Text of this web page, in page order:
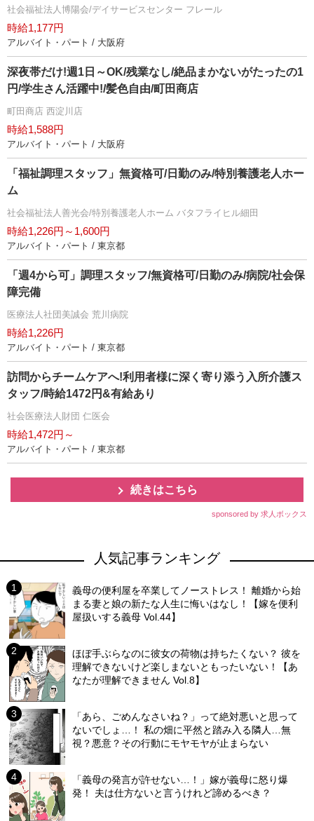
社会福祉法人博陽会/デイサービスセンター フレール
時給1,177円
アルバイト・パート / 大阪府
深夜帯だけ!週1日～OK/残業なし/絶品まかないがたったの1
円/学生さん活躍中!/髪色自由/町田商店
町田商店 西淀川店
時給1,588円
アルバイト・パート / 大阪府
「福祉調理スタッフ」無資格可/日勤のみ/特別養護老人ホー
ム
社会福祉法人善光会/特別養護老人ホーム バタフライヒル細田
時給1,226円～1,600円
アルバイト・パート / 東京都
「週4から可」調理スタッフ/無資格可/日勤のみ/病院/社会保
障完備
医療法人社団美誠会 荒川病院
時給1,226円
アルバイト・パート / 東京都
訪問からチームケアへ!利用者様に深く寄り添う入所介護ス
タッフ/時給1472円&有給あり
社会医療法人財団 仁医会
時給1,472円～
アルバイト・パート / 東京都
続きはこちら
sponsored by 求人ボックス
人気記事ランキング
義母の便利屋を卒業してノーストレス！ 離婚から始
まる妻と娘の新たな人生に悔いはなし！【嫁を便利
屋扱いする義母 Vol.44】
ほぼ手ぶらなのに彼女の荷物は持ちたくない？ 彼を
理解できないけど楽しまないともったいない！【あ
なたが理解できません Vol.8】
「あら、ごめんなさいね？」って絶対悪いと思って
ないでしょ…！ 私の畑に平然と踏み入る隣人…無
視？悪意？その行動にモヤモヤが止まらない
「義母の発言が許せない…！」嫁が義母に怒り爆
発！ 夫は仕方ないと言うけれど諦めるべき？